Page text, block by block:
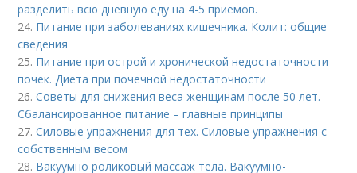
разделить всю дневную еду на 4-5 приемов.
24. Питание при заболеваниях кишечника. Колит: общие
сведения
25. Питание при острой и хронической недостаточности
почек. Диета при почечной недостаточности
26.Советы для снижения веса женщинам после 50 лет.
Сбалансированное питание – главные принципы
27.Силовые упражнения для тех. Силовые упражнения с
собственным весом
28. Вакуумно роликовый массаж тела. Вакуумно-